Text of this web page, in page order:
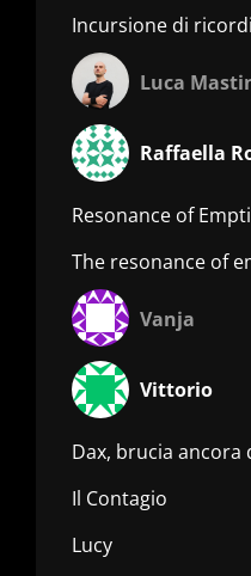
Incursione di
Luca
Raffaella
Resonance of
The resonance of
Vanja
Vittorio
Dax, brucia ancora
Il Contagio
Lucy